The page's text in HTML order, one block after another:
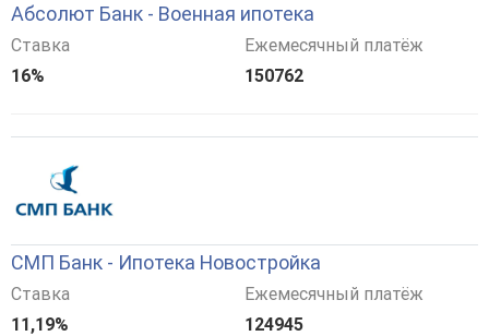
Абсолют Банк - Военная ипотека
Ставка
16%
Ежемесячный платёж
150762
СМП Банк - Ипотека Новостройка
Ставка
11,19%
Ежемесячный платёж
124945